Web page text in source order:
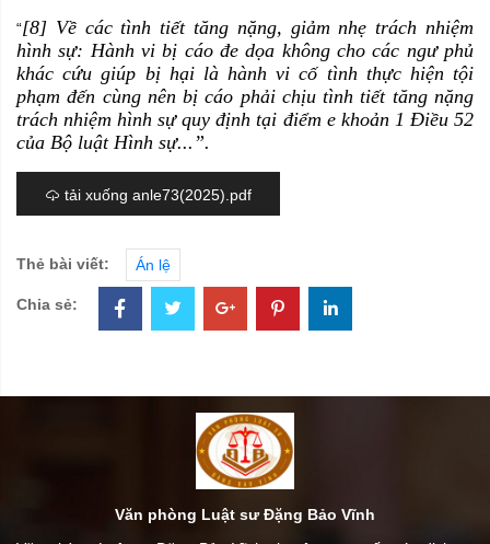
“[8] Về các tình tiết tăng nặng, giảm nhẹ trách nhiệm
hình sự: Hành vi bị cáo đe dọa không cho các ngư phủ
khác cứu giúp bị hại là hành vi cố tình thực hiện tội
phạm đến cùng nên bị cáo phải chịu tình tiết tăng nặng
trách nhiệm hình sự quy định tại điểm e khoản 1 Điều 52
của Bộ luật Hình sự...”.
tải xuống anle73(2025).pdf
Thẻ bài viết: Án lệ
Chia sẻ:
Văn phòng Luật sư Đặng Bảo Vĩnh